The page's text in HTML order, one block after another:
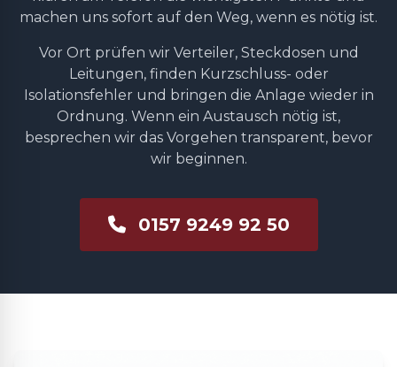
machen uns sofort auf den Weg, wenn es nötig ist.
Vor Ort prüfen wir Verteiler, Steckdosen und
Leitungen, finden Kurzschluss- oder
Isolationsfehler und bringen die Anlage wieder in
Ordnung. Wenn ein Austausch nötig ist,
besprechen wir das Vorgehen transparent, bevor
wir beginnen.
0157 9249 92 50